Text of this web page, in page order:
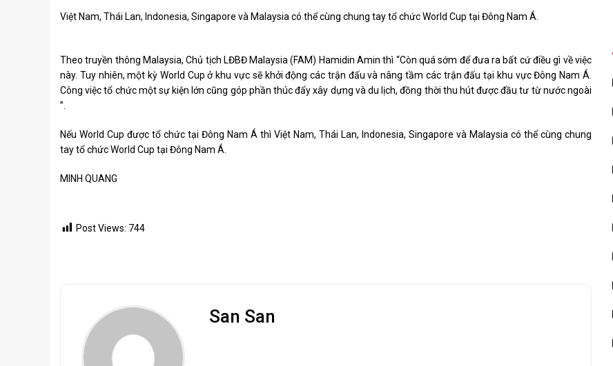
Việt Nam, Thái Lan, Indonesia, Singapore và Malaysia có thể cùng chung tay tổ chức World Cup tại Đông Nam Á.
Theo truyền thông Malaysia, Chủ tịch LĐBĐ Malaysia (FAM) Hamidin Amin thì “Còn quá sớm để đưa ra bất cứ điều gì về việc
này. Tuy nhiên, một kỳ World Cup ở khu vực sẽ khởi động các trận đấu và nâng tầm các trận đấu tại khu vực Đông Nam Á.
Công việc tổ chức một sự kiện lớn cũng góp phần thúc đẩy xây dựng và du lịch, đồng thời thu hút được đầu tư từ nước ngoài
”.
Nếu World Cup được tổ chức tại Đông Nam Á thì Việt Nam, Thái Lan, Indonesia, Singapore và Malaysia có thể cùng chung
tay tổ chức World Cup tại Đông Nam Á.
MINH QUANG
Post Views: 744
San San